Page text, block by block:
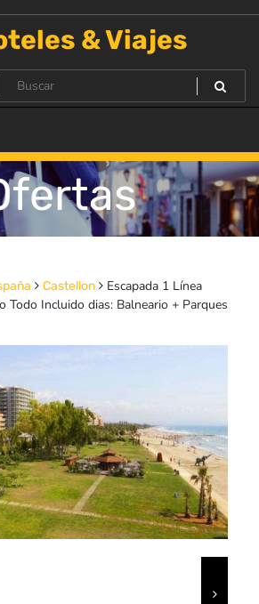
& Viajes
Castellon
Escapada 1 Línea
Todo Incluido dias: Balneario + Parques